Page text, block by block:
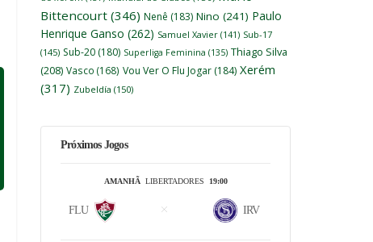
Bittencourt (346) Nenê (183) Nino (241) Paulo
Henrique Ganso (262) Samuel Xavier (141) Sub-17
(145) Sub-20 (180) Superliga Feminina (135) Thiago Silva
(208) Vasco (168) Vou Ver O Flu Jogar (184) Xerém
(317) Zubeldía (150)
Próximos Jogos
AMANHÃLIBERTADORES 19:00
FLU IRV